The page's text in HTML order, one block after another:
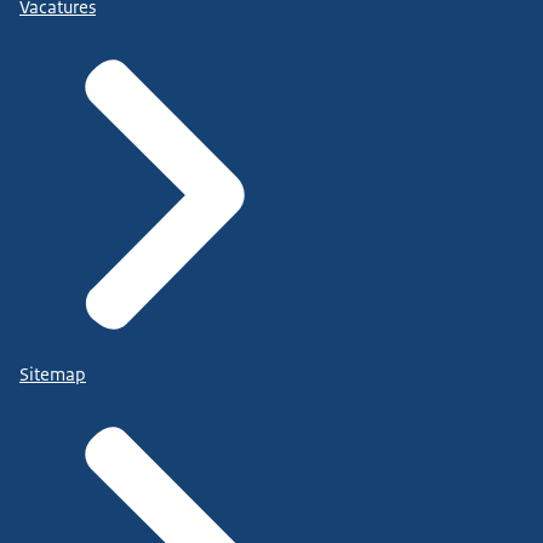
Vacatures
Sitemap